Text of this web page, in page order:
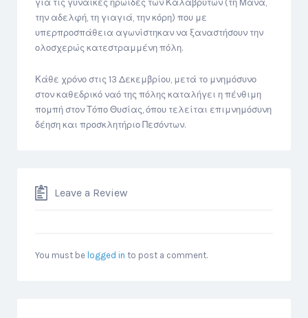
για τις γυναίκες ηρωίδες των Καλαβρύτων (τη Μάνα,
την αδελφή, τη γιαγιά, την κόρη) που με
υπερπροσπάθεια αγωνίστηκαν να ξαναστήσουν την
ολοσχερώς κατεστραμμένη πόλη.
Κάθε χρόνο στις 13 Δεκεμβρίου, μετά το μνημόσυνο
στον καθεδρικό ναό της πόλης καταλήγει η πένθιμη
πομπή στον Τόπο Θυσίας, όπου τελείται επιμνημόσυνη
δέηση και προσκλητήριο Πεσόντων.
Leave a Review
You must be logged in to post a comment.